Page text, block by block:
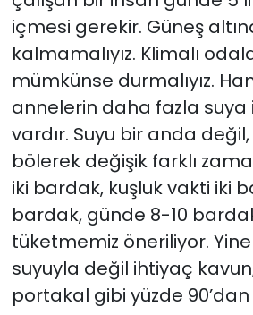
içmesi gerekir. Güneş
kalmamalıyız. Klimalı
mümkünse durmalıyız.
annelerin daha fazla suya
vardır. Suyu bir anda
bölerek değişik farklı
iki bardak, kuşluk vakti iki
bardak, günde 8-10
tüketmemiz öneriliyor.
suyuyla değil ihtiyaç
portakal gibi yüzde